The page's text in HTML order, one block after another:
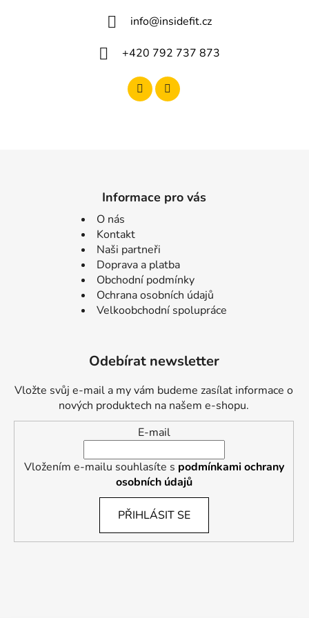
info@insidefit.cz
+420 792 737 873
Informace pro vás
O nás
Kontakt
Naši partneři
Doprava a platba
Obchodní podmínky
Ochrana osobních údajů
Velkoobchodní spolupráce
Odebírat newsletter
Vložte svůj e-mail a my vám budeme zasílat informace o
nových produktech na našem e-shopu.
E-mail
Vložením e-mailu souhlasíte s podmínkami ochrany
osobních údajů
PŘIHLÁSIT SE